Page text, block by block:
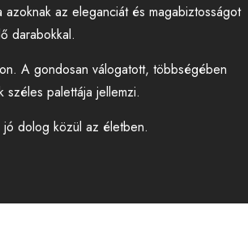
az eleganciát és magabiztosságot
darabokkal.
A gondosan válogatott, többségében
széles palettája jellemzi.
dolog közül az életben.